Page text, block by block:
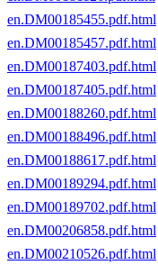
en.DM00185455.pdf.html
en.DM00185457.pdf.html
en.DM00187403.pdf.html
en.DM00187405.pdf.html
en.DM00188260.pdf.html
en.DM00188496.pdf.html
en.DM00188617.pdf.html
en.DM00189294.pdf.html
en.DM00189702.pdf.html
en.DM00206858.pdf.html
en.DM00210526.pdf.html